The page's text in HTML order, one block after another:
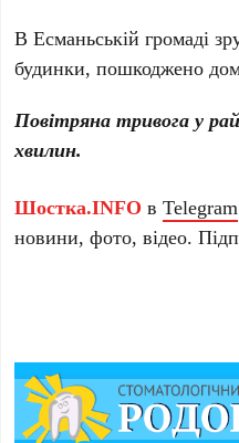
В Есманьській громаді
будинки, пошкоджено
Повітряна тривога у
хвилин.
Шостка.INFO вTelegram
новини, фото, відео.